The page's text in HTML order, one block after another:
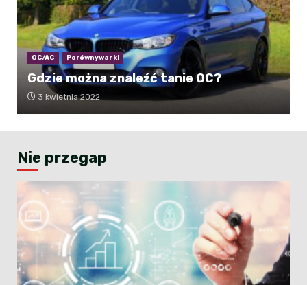
OC/AC Porównywarki
Gdzie można znaleźć tanie OC?
3 kwietnia 2022
Nie przegap